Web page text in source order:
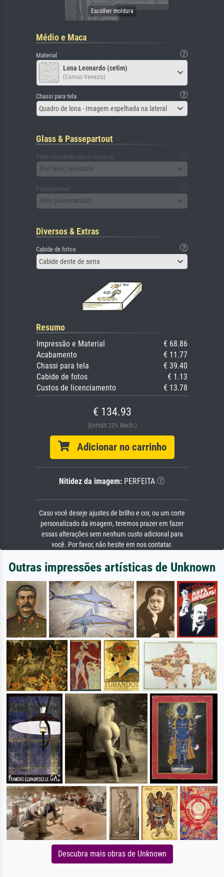
Médio e Maca
Material
Lona Leonardo (cetim)
(Canvas Venezia)
Chassi para tela
Quadro de lona - Imagem espelhada na lateral
Glass & Passepartout
Vidro (incluindo placa traseira)
Por favor, selecione
Passepartout
Sem passepartout
Diversos & Extras
Cabide de fotos
Cabide dente de serra
Resumo
Impressão e Material
€ 68.86
Acabamento
€ 11.77
Chassi para tela
€ 39.40
Cabide de fotos
€ 1.13
Custos de licenciamento
€ 13.78
€ 134.93
(Enthält 23% MwSt.)
Adicionar no carrinho
Nitidez da imagem: PERFEITA
Caso você deseje ajustes de brilho e cor, ou um corte
personalizado da imagem, teremos prazer em fazer
essas alterações sem nenhum custo adicional para
você. Por favor, não hesite em nos contatar.
Outras impressões artísticas de Unknown
Descubra mais obras de Unknown